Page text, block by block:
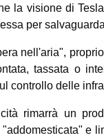
la visione di
per
nell'aria",
tassata o
controllo delle
rimarrà un
"addomesticata" e